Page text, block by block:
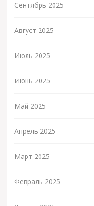
Сентябрь 2025
Август 2025
Июль 2025
Июнь 2025
Май 2025
Апрель 2025
Март 2025
Февраль 2025